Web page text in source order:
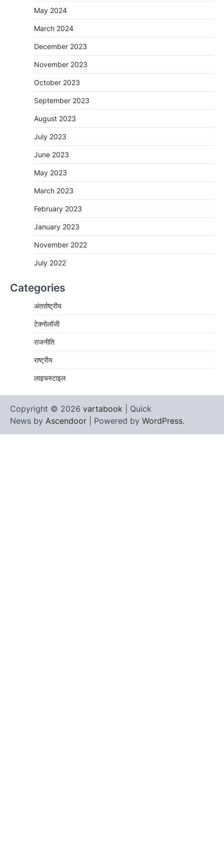
May 2024
March 2024
December 2023
November 2023
October 2023
September 2023
August 2023
July 2023
June 2023
May 2023
March 2023
February 2023
January 2023
November 2022
July 2022
Categories
अंतर्राष्ट्रीय
टेक्नोलॉजी
राजनीति
राष्ट्रीय
लाइफस्टाइल
Copyright © 2026 vartabook | Quick
News by Ascendoor | Powered by WordPress.